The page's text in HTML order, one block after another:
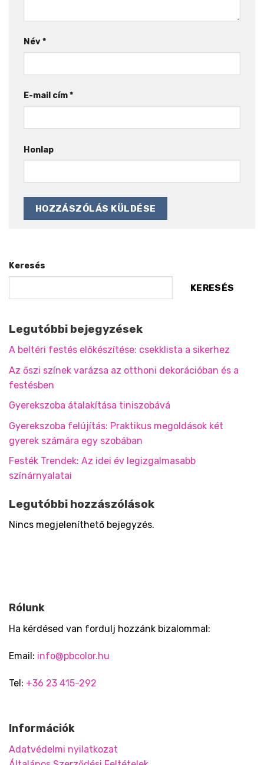
Név*
E-mail cím*
Honlap
Keresés
KERESÉS
Legutóbbi bejegyzések
A beltéri festés előkészítése: csekklista a sikerhez
Az őszi színek varázsa az otthoni dekorációban és a
festésben
Gyerekszoba átalakítása tiniszobává
Gyerekszoba felújítás: Praktikus megoldások két
gyerek számára egy szobában
Festék Trendek: Az idei év legizgalmasabb
színárnyalatai
Legutóbbi hozzászólások
Nincs megjeleníthető bejegyzés.
Rólunk
Ha kérdésed van fordulj hozzánk bizalommal:
Email: info@pbcolor.hu
Tel: +36 23 415-292
Információk
Adatvédelmi nyilatkozat